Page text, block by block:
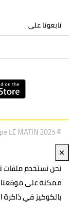
تابعونا على
© Groupe LE MATIN 2025
✕
نحن نستخدم ملفات
ممكنة على موقعنا
بالكوكيز في